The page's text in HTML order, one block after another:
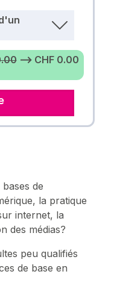
⟶ CHF 0.00
de
la pratique
internet, la
des médias?
peu qualifiés
de base en